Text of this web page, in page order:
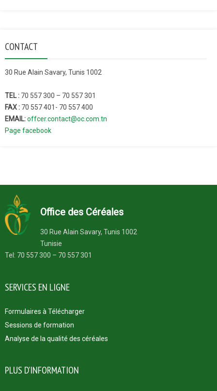
CONTACT
30 Rue Alain Savary, Tunis 1002
TEL : 70 557 300 – 70 557 301
FAX : 70 557 401- 70 557 400
EMAIL:offcer.contact@oc.com.tn
Page facebook
Office des Céréales
30 Rue Alain Savary, Tunis 1002
Tunisie
Tel: 70 557 300 – 70 557 301
SERVICES EN LIGNE
Formulaires à Télécharger
Sessions de formation
Analyse de la qualité des céréales
PLUS D’INFORMATION